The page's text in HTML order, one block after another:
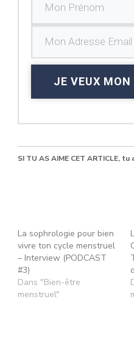
JE VEUX
SI TU AS AIME CET ARTICLE,
La sophrologie pour bien
vivre ton cycle menstruel
– Interview (PODCAST
#3)
Dans "Bien-être
menstruel"